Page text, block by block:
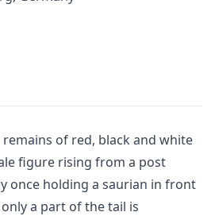
of red, black and white
figure rising from a post
once holding a saurian in front
a part of the tail is